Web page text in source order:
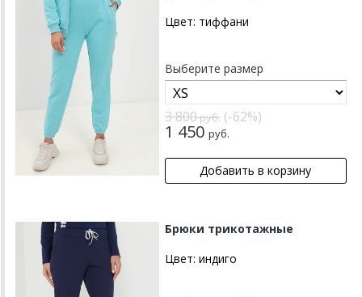
Цвет: тиффани
Выберите размер
3 800руб.(-62%)
1 450 руб.
Брюки трикотажные
Цвет: индиго